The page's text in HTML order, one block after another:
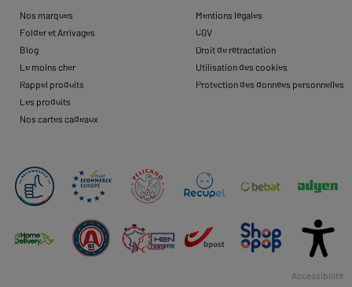
Nos marques
Folder et Arrivages
Blog
Le moins cher
Rappel produits
Les produits
Nos cartes cadeaux
Mentions légales
CGV
Droit de rétractation
Utilisation des cookies
Protection des données personnelles
Accessibilité